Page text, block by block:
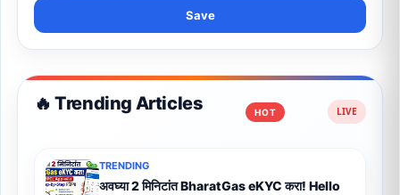
Save
🔥 Trending Articles HOT
TRENDING
अवघ्या 2 मिनिटांत BharatGas eKYC करा! Hello